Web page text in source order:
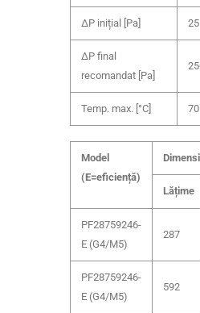
ΔP inițial [Pa] 25
ΔP final
recomandat [Pa]
Temp. max. [°C]
Model
(E=eficiență)
Lățime
PF28759246-
E (G4/M5)
287
PF28759246-
E (G4/M5)
592